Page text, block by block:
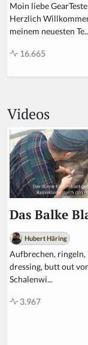
Moin liebe
Herzlich
meinem neuesten
16.665
Videos
Das Balke
Hubert Häring
Aufbrechen, ringeln,
dressing, butt out
Schalenwi...
3.967